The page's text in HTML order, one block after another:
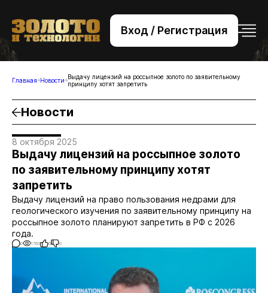
Вход / Регистрация
+7 (495) 221-76-32
bsv@zolteh.ru
Главная Новости Выдачу лицензий на россыпное золото по заявительному
принципу хотят запретить
Новости
8 октября 2025
Выдачу лицензий на россыпное золото
по заявительному принципу хотят
запретить
Выдачу лицензий на право пользования недрами для
геологического изучения по заявительному принципу на
россыпное золото планируют запретить в РФ с 2026
года.
0 1760 0 0